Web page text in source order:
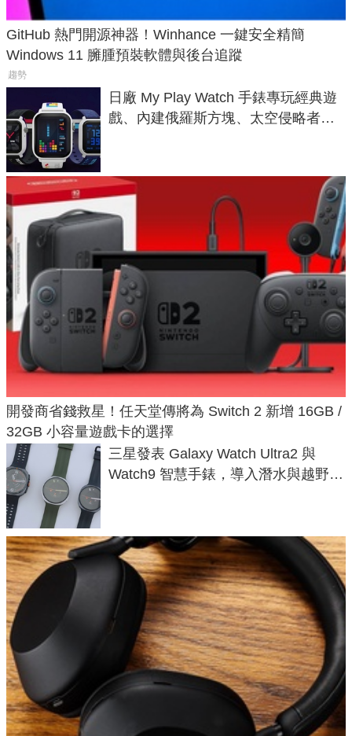
GitHub 熱門開源神器！Winhance 一鍵安全精簡
Windows 11 臃腫預裝軟體與後台追蹤
趨勢
日廠 My Play Watch 手錶專玩經典遊
戲、內建俄羅斯方塊、太空侵略者，
開發商省錢救星！任天堂傳將為 Switch 2 新增 16GB /
32GB 小容量遊戲卡的選擇
三星發表 Galaxy Watch Ultra2 與
Watch9 智慧手錶，導入潛水與越野跑